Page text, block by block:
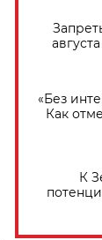
«Без
Как
К